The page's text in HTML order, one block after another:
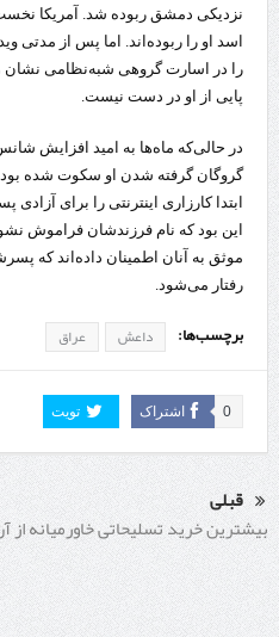
نزدیکی دمشق ربوده شد. آمریکا
اسد او را ربوده‌اند. اما پس از مدتی
را در اسارت گروهی شبه‌نظامی نشان
پایی از او در دست نیست.
در حالی‌که ماه‌ها به امید افزایش
گروگان گرفته شدن او سکوت شده
ابتدا کارزاری اینترنتی را برای
این بود که نام فرزندشان فراموش
موثق به آنان اطمینان داده‌اند که
رفتار می‌شود.
برچسب‌ها: داعش عراق
اشتراک 0 تویت
قبلی
بیشترین خرید تسلیحاتی خاورمیانه